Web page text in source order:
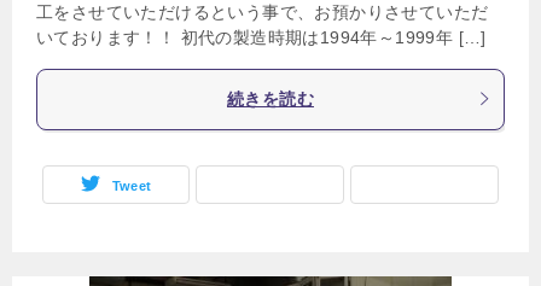
工をさせていただけるという事で、お預かりさせていただ
いております！！ 初代の製造時期は1994年～1999年 […]
続きを読む
Tweet